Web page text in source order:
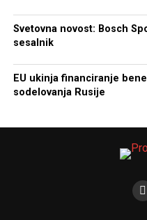
Svetovna novost: Bosch
sesalnik
EU ukinja financiranje
sodelovanja Rusije